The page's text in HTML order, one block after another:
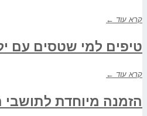
קרא עוד ←
טיפים למי שטסים עם
קרא עוד ←
הזמנה מיוחדת לתושבי